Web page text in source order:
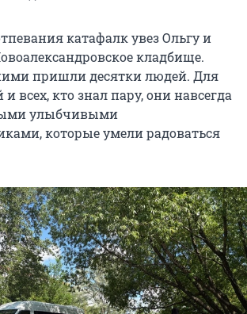
катафалк увез Ольгу и
кладбище.
пришли десятки людей. Для
всех, кто знал пару, они навсегда
улыбчивыми
которые умели радоваться